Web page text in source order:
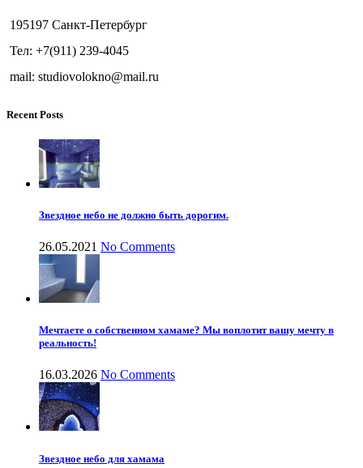
195197 Санкт-Петербург
Тел: +7(911) 239-4045
mail: studiovolokno@mail.ru
Recent Posts
Звездное небо не должно быть дорогим.
26.05.2021 No Comments
Мечтаете о собственном хамаме? Мы воплотит вашу мечту в
реальность!
16.03.2026 No Comments
Звездное небо для хамама